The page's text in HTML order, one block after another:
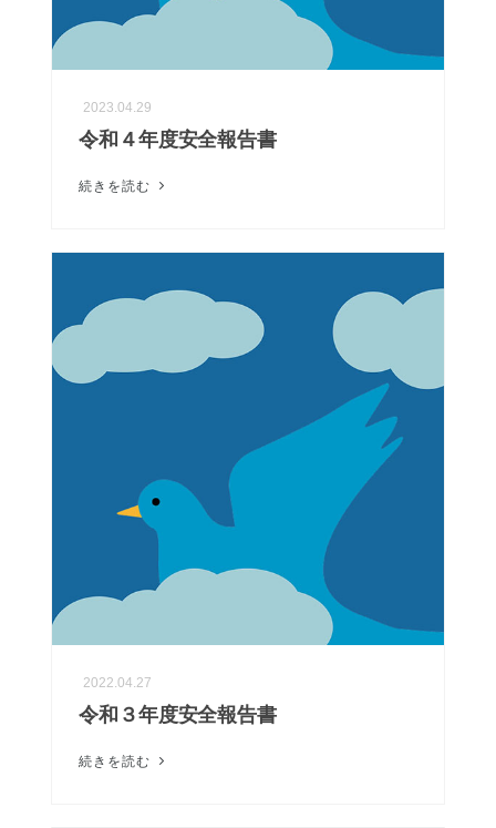
2023.04.29
令和４年度安全報告書
続きを読む
2022.04.27
令和３年度安全報告書
続きを読む